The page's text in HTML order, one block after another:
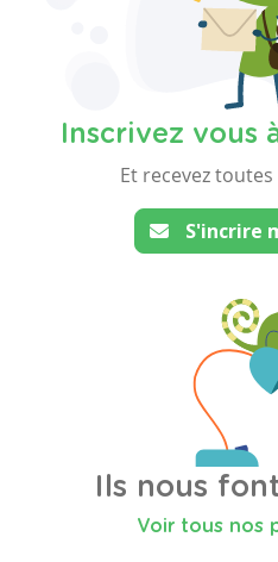
Inscrivez vous
Et recevez
S'incrire
Ils nous
Voir tous nos